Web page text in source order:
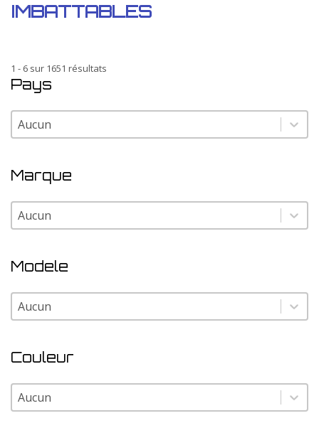
IMBATTABLES
1 - 6 sur 1651 résultats
Pays
Pays
Pays
Marque
Marque
Marque
Modele
Modele
Modele
Couleur
Couleur
Couleur